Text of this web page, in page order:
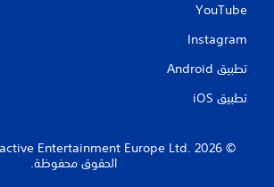
YouTube
Instagram
تطبيق Android‏
تطبيق iOS‏
الحقوق محفوظة.